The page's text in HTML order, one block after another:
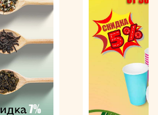
напитка. Его по-прежнему
от мякоти при помощи
так можно извлечь зерна
бережно. Затем их просушивают
и обжаривают, а после
готовить любым привычным для
Туркино молотый придется по